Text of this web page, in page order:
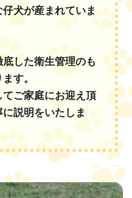
犬が産まれていま
した衛生管理のも
す。
ご家庭にお迎え頂
説明をいたしま